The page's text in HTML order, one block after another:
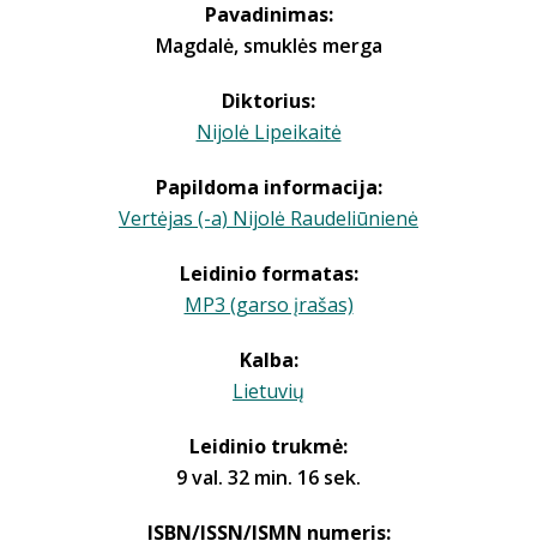
Pavadinimas:
Magdalė, smuklės merga
Diktorius:
Nijolė Lipeikaitė
Papildoma informacija:
Vertėjas (-a) Nijolė Raudeliūnienė
Leidinio formatas:
MP3 (garso įrašas)
Kalba:
Lietuvių
Leidinio trukmė:
9 val. 32 min. 16 sek.
ISBN/ISSN/ISMN numeris: